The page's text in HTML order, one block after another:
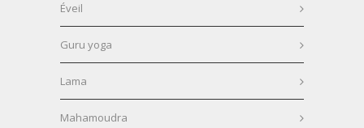
Éveil
Guru yoga
Lama
Mahamoudra